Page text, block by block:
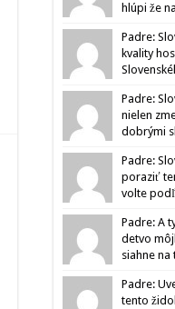
hlúpi že
Padre:
kvality
Padre:
nielen
dobrými
Padre:
poraziť
volte
Padre: A
detvo
siahne na
Padre:
tento